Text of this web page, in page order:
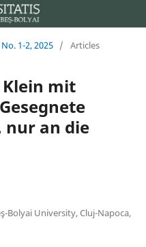
1-2, 2025 / Articles
Klein mit
nur an die
Bolyai University, Cluj-Napoca,